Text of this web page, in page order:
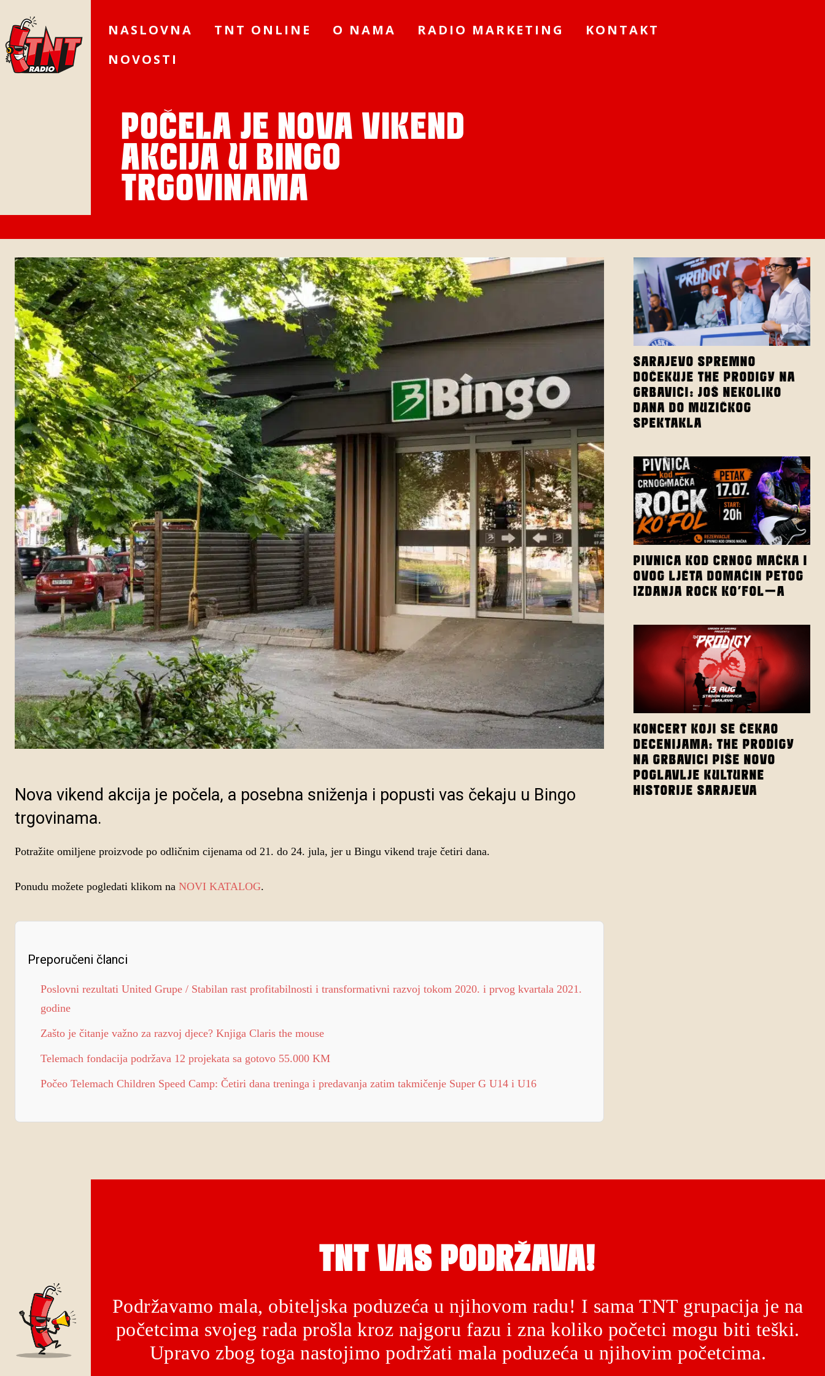
NASLOVNA TNT ONLINE O NAMA RADIO MARKETING
KONTAKT
NOVOSTI
POČELA JE NOVA VIKEND
AKCIJA U BINGO
TRGOVINAMA
Nova vikend akcija je počela, a posebna sniženja i popusti vas čekaju u Bingo
trgovinama.
Potražite omiljene proizvode po odličnim cijenama od 21. do 24. jula, jer u Bingu vikend traje četiri dana.
Ponudu možete pogledati klikom na NOVI KATALOG.
Preporučeni članci
Poslovni rezultati United Grupe / Stabilan rast profitabilnosti i transformativni razvoj tokom 2020. i prvog kvartala 2021.
godine
Zašto je čitanje važno za razvoj djece? Knjiga Claris the mouse
Telemach fondacija podržava 12 projekata sa gotovo 55.000 KM
Počeo Telemach Children Speed Camp: Četiri dana treninga i predavanja zatim takmičenje Super G U14 i U16
SARAJEVO SPREMNO
DOČEKUJE THE PRODIGY NA
GRBAVICI: JOŠ NEKOLIKO
DANA DO MUZIČKOG
SPEKTAKLA
PIVNICA KOD CRNOG MAČKA I
OVOG LJETA DOMAĆIN PETOG
IZDANJA ROCK KO’FOL-A
KONCERT KOJI SE ČEKAO
DECENIJAMA: THE PRODIGY
NA GRBAVICI PIŠE NOVO
POGLAVLJE KULTURNE
HISTORIJE SARAJEVA
TNT VAS PODRŽAVA!
Podržavamo mala, obiteljska poduzeća u njihovom radu! I sama TNT grupacija je na
početcima svojeg rada prošla kroz najgoru fazu i zna koliko početci mogu biti teški.
Upravo zbog toga nastojimo podržati mala poduzeća u njihovim početcima.